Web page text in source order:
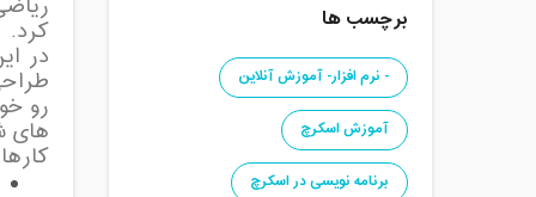
کرد.
در
رو
های
برچسب ها
- نرم افزار- آموزش آنلاین
آموزش اسکرچ
برنامه نویسی در اسکرچ